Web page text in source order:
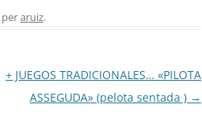
peraruiz.
+ JUEGOS TRADICIONALES… «PILOTA
ASSEGUDA» (pelota sentada ) →